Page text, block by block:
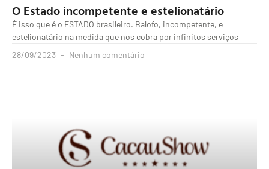
O Estado incompetente e estelionatário
É isso que é o ESTADO brasileiro. Balofo, incompetente, e
estelionatário na medida que nos cobra por infinitos serviços
28/09/2023
Nenhum comentário